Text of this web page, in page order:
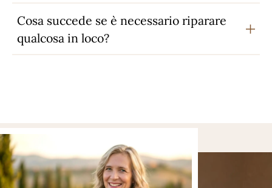
Cosa succede se è necessario riparare
qualcosa in loco?